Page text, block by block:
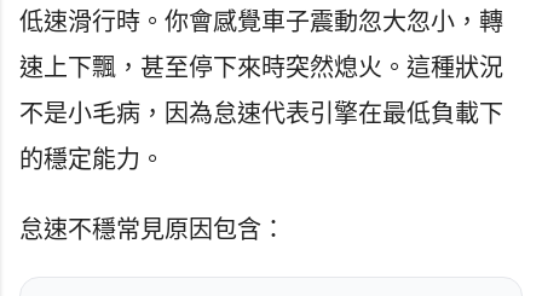
低速滑行時。你會感覺車子震動忽大忽小，轉
速上下飄，甚至停下來時突然熄火。這種狀況
不是小毛病，因為怠速代表引擎在最低負載下
的穩定能力。
怠速不穩常見原因包含：